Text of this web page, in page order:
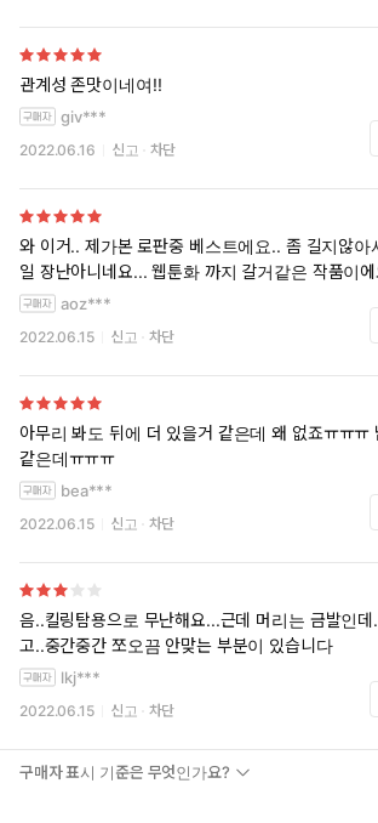
여주가 서서히 피폐해져가고 얽매이는 느낌도 아
주를 혼내는 남주의 말투에 굉장히 불쾌했고 특히
분에서 그 불쾌함이 피크를 찍었습니다 전 이 소설
니다
관계성 존맛이네여!!
giv***
2022.06.16 신고 차단
와 이거.. 제가본 로판중 베스트에요.. 좀 길지않아
일 장난아니네요... 웹툰화 까지 갈거같은 작품이에
aoz***
2022.06.15 신고 차단
아무리 봐도 뒤에 더 있을거 같은데 왜 없죠ㅠㅠㅠ
같은데ㅠㅠㅠ
bea***
2022.06.15 신고 차단
음..킬링탐용으로 무난해요...근데 머리는 금발인데
고..중간중간 쪼오끔 안맞는 부분이 있습니다
lkj***
2022.06.15 신고 차단
구매자 표시 기준은 무엇인가요?